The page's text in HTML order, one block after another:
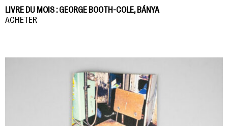
LIVRE DU MOIS : GEORGE BOOTH-COLE, BÁNYA
ACHETER